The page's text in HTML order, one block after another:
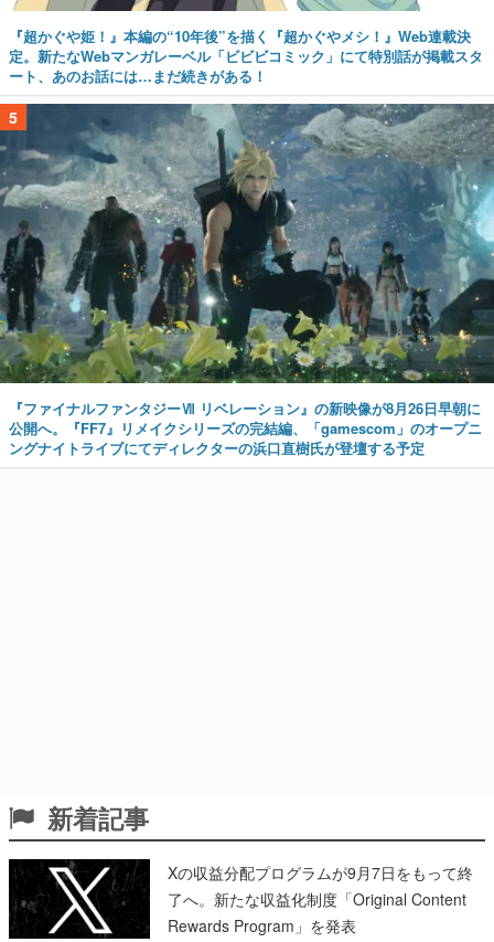
『超かぐや姫！』本編の“10年後”を描く『超かぐやメシ！』Web連載決
定。新たなWebマンガレーベル「ビビビコミック」にて特別話が掲載スタ
ート、あのお話には…まだ続きがある！
5
『ファイナルファンタジーⅦ リベレーション』の新映像が8月26日早朝に
公開へ。『FF7』リメイクシリーズの完結編、「gamescom」のオープニ
ングナイトライブにてディレクターの浜口直樹氏が登壇する予定
新着記事
Xの収益分配プログラムが9月7日をもって終
了へ。新たな収益化制度「Original Content
Rewards Program」を発表